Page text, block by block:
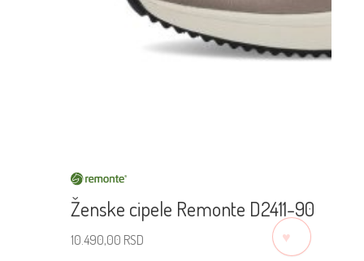
Ženske cipele Remonte D2411-90
10.490,00 RSD